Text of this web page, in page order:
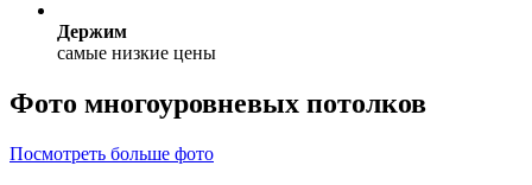
Держим
самые низкие цены
Фото многоуровневых потолков
Посмотреть больше фото